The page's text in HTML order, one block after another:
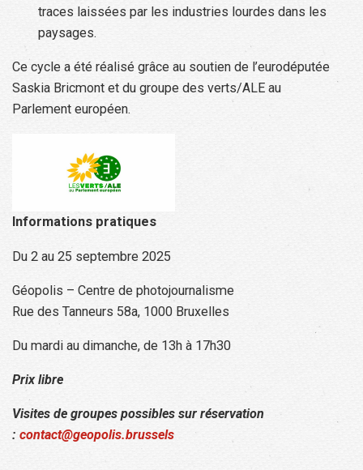
traces laissées par les industries lourdes dans les
paysages.
Ce cycle a été réalisé grâce au soutien de l’eurodéputée
Saskia Bricmont et du groupe des verts/ALE au
Parlement européen.
Informations pratiques
Du 2 au 25 septembre 2025
Géopolis – Centre de photojournalisme
Rue des Tanneurs 58a, 1000 Bruxelles
Du mardi au dimanche, de 13h à 17h30
Prix libre
Visites de groupes possibles sur réservation
: contact@geopolis.brussels